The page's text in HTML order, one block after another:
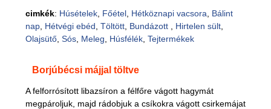
cimkék: Húsételek, Főétel, Hétköznapi vacsora
Bálint
nap, Hétvégi ebéd Töltött, Bundázott Hirtelen sült,
Olajsütő, Sós, Meleg Húsfélék, Tejtermékek
Borjúbécsi májjal töltve
A felforrósított libazsíron a félfőre vágott hagymát
megpároljuk, majd rádobjuk a csíkokra vágott csirkemájat